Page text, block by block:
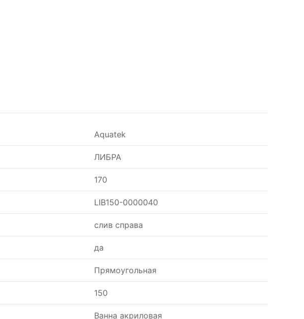
Aquatek
ЛИБРА
170
LIB150-0000040
слив справа
да
Прямоугольная
150
Ванна акриловая